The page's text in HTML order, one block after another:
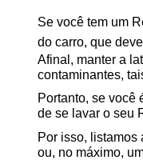
Se você tem um
do carro, que
Afinal, manter a
contaminantes,
Portanto, se você
de se lavar o seu
Por isso,
ou, no máximo,